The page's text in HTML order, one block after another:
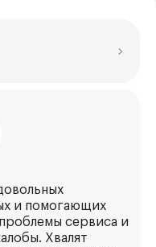
и помогающих
сервиса и
Хвалят